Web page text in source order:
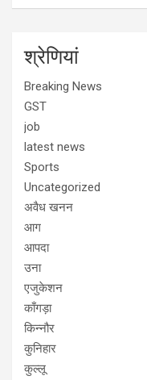
श्रेणियां
Breaking News
GST
job
latest news
Sports
Uncategorized
अवैध खनन
आग
आपदा
उना
एजुकेशन
काँगड़ा
किन्नौर
कुनिहार
कुल्लू